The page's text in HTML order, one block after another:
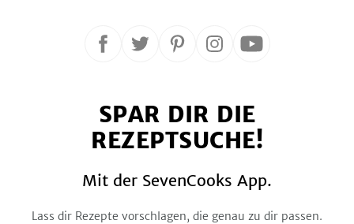
Folge
Facebook
Folge
Twitter
Folge
Pinterest
Folge
Instagram
Folge
YouTube
SPAR DIR DIE
REZEPTSUCHE!
Mit der SevenCooks App.
Lass dir Rezepte vorschlagen, die genau zu dir passen.